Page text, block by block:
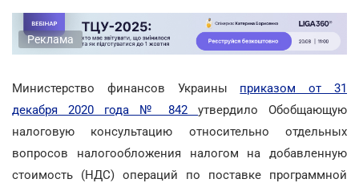
Реклама
Министерство финансов Украины приказом от 31
декабря 2020 года № 842утвердило Обобщающую
налоговую консультацию относительно отдельных
вопросов налогообложения налогом на добавленную
стоимость (НДС) операций по поставке программной